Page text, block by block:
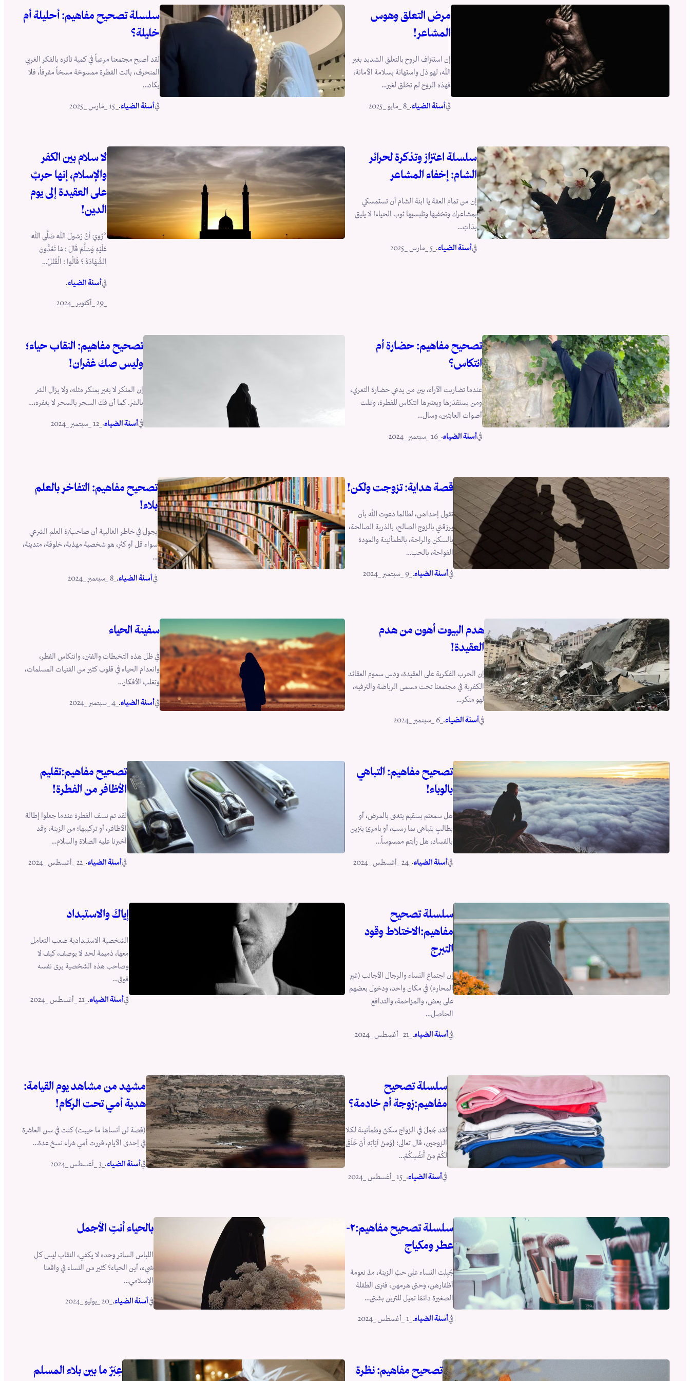
مرض التعلق وهوس
المشاعر!
إن استنزاف الروح بالتعلق الشديد بغير
الله، لهو ذل واستهانة بسلامة الأمانة،
فهذه الروح لم تخلق لغير…
فيأسنة الضياء.
سلسلة تصحيح مفاهيم: أحليلة أم
خليلة؟
لقد أصبح مجتمعنا مرعباً في كمية تأثره بالفكر الغربي
المنحرف، باتت الفطرة ممسوخة مسخاً مقرفاً، فلا
يكاد…
فيأسنة الضياء.
سلسلة اعتزاز وتذكرة لحرائر
الشام: إخفاء المشاعر
إن من تمام العفة يا ابنة الشام أن تستمسكي
بمشاعرك وتخفيها وتلبسيها ثوب الحياء! لا يليق
بذاتِ…
فيأسنة الضياء.
لا سلام بين الكفر
والإسلام، إنها حربٌ
على العقيدة إلى يوم
الدين!
“رُويَ أَنَّ رَسُولَ اللَّهِ صَلَّى اللَّهُ
عَلَيْهِ وَسَلَّمَ قَالَ : مَا تَعُدُّونَ
الشَّهَادَةَ ؟ قَالُوا : الْقَتْلُ…
فيأسنة الضياء.
تصحيح مفاهيم: حضارة أم
انتكاس؟
عندما تضاربت الآراء، بين من يدعي حضارة التعري،
ومن يستقذرها ويعتبرها انتكاس للفطرة، وعلت
أصوات العابثين، وسال…
فيأسنة الضياء.
تصحيح مفاهيم: النقاب حياء؛
وليس صك غفران!
إن المنكر لا يغير بمنكر مثله، ولا يزال الشر
بالشر. كما أن فك السحر بالسحر لا يغفره،…
فيأسنة الضياء. _12 _سبتمبر _2024
قصة هداية: تزوجت ولكن!
تقول إحداهن، لطالما دعوت الله بأن
يرزقني بالزوج الصالح، بالذرية الصالحة،
بالسكن والراحة، بالطمأنينة والمودة
الفواحة، بالحب…
فيأسنة الضياء. _9 _سبتمبر _2024
تصحيح مفاهيم: التفاخر بالعلم
بلاء!
يجول في خاطر الغالبية أن صاحب/ة العلم الشرعي
سواء قل أو كثر، هو شخصية مهذبة، خلوقة، متدينة،
…
فيأسنة الضياء. _8 _سبتمبر _2024
هدم البيوت أهون من هدم
العقيدة!
إن الحرب الفكرية على العقيدة، ودس سموم العقائد
الكفرية في مجتمعنا تحت مسمى الرياضة والترفيه،
لهو منكر…
فيأسنة الضياء. _6 _سبتمبر _2024
سفينة الحياء
في ظل هذه التخبطات والفتن، وانتكاس الفطر،
وانعدام الحياء في قلوب كثير من الفتيات المسلمات،
وتغلب الأفكار…
فيأسنة الضياء. _4 _سبتمبر _2024
تصحيح مفاهيم: التباهي
بالوباء!
هل سمعتم بسقيم يتغنى بالمرض، أو
بطالبٍ يتباهى بما رسب، أو بامرئ يتزين
بالفساد، هل رأيتم ممسوساً…
فيأسنة الضياء.
تصحيح مفاهيم:تقليم
الأظافر من الفطرة!
لقد تم نسف الفطرة عندما جعلوا إطالة
الأظافر، أو تركيبها؛ من الزينة، وقد
أخبرنا عليه الصلاة والسلام…
فيأسنة الضياء.
سلسلة تصحيح
مفاهيم:الاختلاط وقود
التبرج
إن اجتماع النساء والرجال الأجانب (غير
المحارم) في مكان واحد، ودخول بعضهم
على بعض، والمزاحمة، والتدافع
الحاصل…
فيأسنة الضياء. _21 _أغسطس _2024
إياكَ والاستبداد
الشخصية الاستبدادية صعب التعامل
معها، ذميمة لحد لا يوصف، كيف لا
وصاحب هذه الشخصية يرى نفسه
فوق…
فيأسنة الضياء. _21 _أغسطس _2024
سلسلة تصحيح
مفاهيم:زوجة أم خادمة؟
لقد جُعِلَ في الزواج سكنٌ وطمأنينة لكلا
الزوجين، قال تعالى: {وَمِنْ آيَاتِهِ أَنْ خَلَقَ
لَكُمْ مِنْ أَنفُسِكُمْ…
فيأسنة الضياء.
مشهد من مشاهد يوم القيامة:
هدية أمي تحت الركام!
(قصة لن أنساها ما حييت) كنت في سن العاشرة
في إحدى الأيام، قررت أمي شراء نسخ عدة…
فيأسنة الضياء.
سلسلة تصحيح مفاهيم:٢-
عطر ومكياج
جُبِلت النساء على حبِّ الزينة، مذ نعومة
أظفارهن، وحتى هرمهن، فنرى الطفلة
الصغيرة دائمًا تميل للتزين بشتى…
فيأسنة الضياء. _1 _أغسطس _2024
بالحياء أنتِ الأجمل
اللباس الساتر وحده لا يكفي، النقاب ليس كل
شيء، أين الحياء؟ كثير من النساء في واقعنا
الإسلامي…
فيأسنة الضياء. _20 _يوليو _2024
تصحيح مفاهيم: نظرة
عِبَرٌ ما بين بلاء المسلم